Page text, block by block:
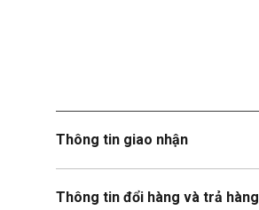
Thông tin giao nhận
Thông tin đổi hàng và trả hàng